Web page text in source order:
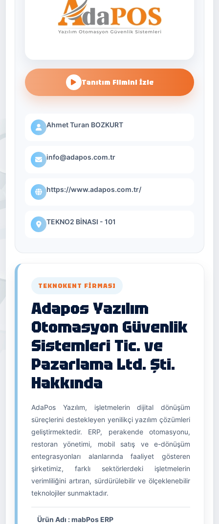
Tanıtım Filmini İzle
Ahmet Turan BOZKURT
info@adapos.com.tr
https://www.adapos.com.tr/
TEKNO2 BİNASI - 101
TEKNOKENT FIRMASI
Adapos Yazılım
Otomasyon Güvenlik
Sistemleri Tic. ve
Pazarlama Ltd. Şti.
Hakkında
AdaPos Yazılım, işletmelerin dijital dönüşüm
süreçlerini destekleyen yenilikçi yazılım çözümleri
geliştirmektedir. ERP, perakende otomasyonu,
restoran yönetimi, mobil satış ve e-dönüşüm
entegrasyonları alanlarında faaliyet gösteren
şirketimiz, farklı sektörlerdeki işletmelerin
verimliliğini artıran, sürdürülebilir ve ölçeklenebilir
teknolojiler sunmaktadır.
Ürün Adı : mabPos ERP